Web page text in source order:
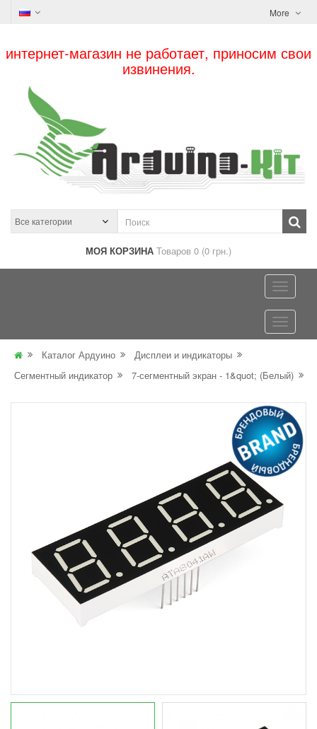
More
интернет-магазин не работает, приносим свои
извинения.
МОЯ КОРЗИНА Товаров 0 (0 грн.)
Каталог Ардуино
Дисплеи и индикаторы
Сегментный индикатор
7-сегментный экран - 1&quot; (Белый)